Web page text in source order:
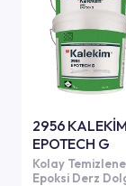
2956 KALEKİM
EPOTECH G
Kolay
Epoksi Derz